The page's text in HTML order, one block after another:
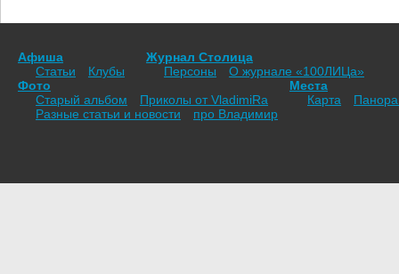
Афиша
Статьи
Клубы
Журнал Столица
Персоны
О журнале «100ЛИЦа»
Фото
Старый альбом
Приколы от VladimiRа
Места
Карта
Разные статьи и новости
про Владимир